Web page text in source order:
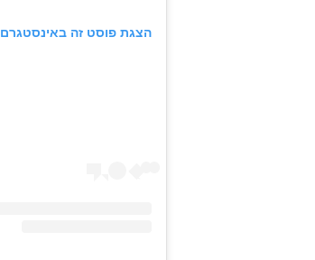
הצגת פוסט זה באינסטגרם